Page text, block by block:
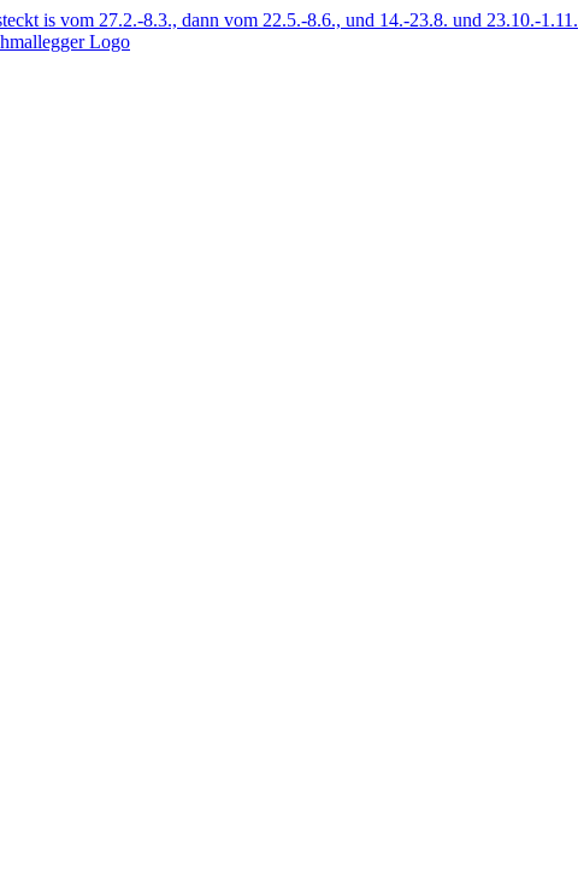
is vom 27.2.-8.3., dann vom 22.5.-8.6., und 14.-23.8. und 23.10.-1.11.